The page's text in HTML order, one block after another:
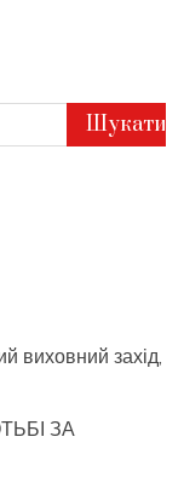
виховний захід,
ЗА